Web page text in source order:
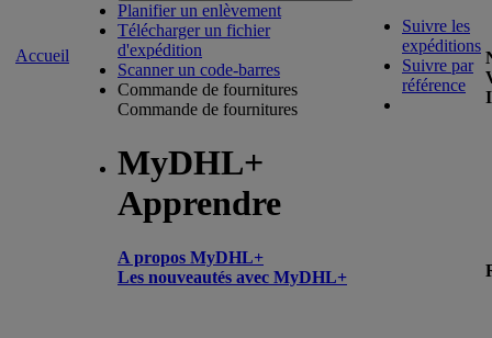
Accueil
Planifier un enlèvement
Télécharger un fichier
d'expédition
Scanner un code-barres
Commande de fournitures
Commande de fournitures
MyDHL+
Apprendre
A propos MyDHL+
Les nouveautés avec MyDHL+
Suivre les
expéditions
Suivre par
référence